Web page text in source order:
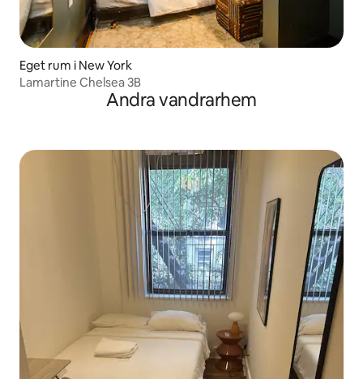
Eget rum i New York
Lamartine Chelsea 3B
Andra vandrarhem